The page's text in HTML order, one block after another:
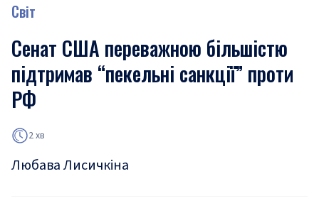
Світ
Сенат США переважною більшістю
підтримав “пекельні санкції” проти
РФ
2 хв
Любава Лисичкіна